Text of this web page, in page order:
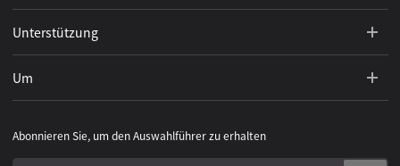
Unterstützung
Um
Abonnieren Sie, um den Auswahlführer zu erhalten